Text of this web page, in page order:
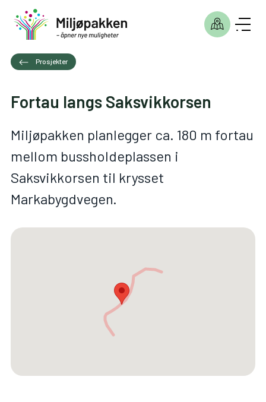
Prosjekter
Fortau langs Saksvikkorsen
Miljøpakken planlegger ca. 180 m fortau
mellom bussholdeplassen i
Saksvikkorsen til krysset
Markabygdvegen.